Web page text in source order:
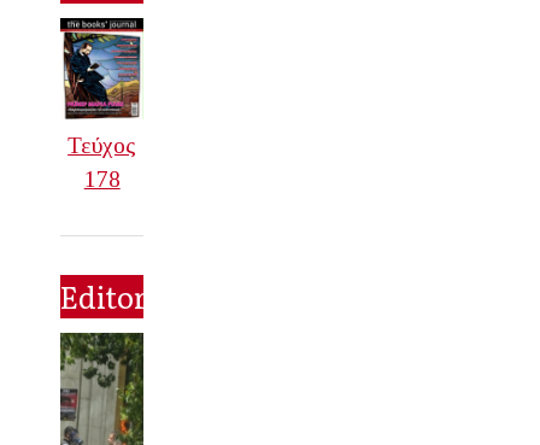
Τεύχος
178
Editorial